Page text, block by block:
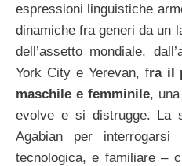
espressioni linguistiche
dinamiche fra generi da un
dell’assetto mondiale,
York City e Yerevan, fra il
maschile e femminile,
evolve e si distrugge. La
Agabian per interrogarsi
tecnologica, e familiare –